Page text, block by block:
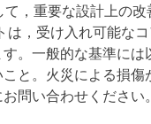
，重要な設計上の改
，受け入れ可能な
。一般的な基準に
と。火災による損
問い合わせください。